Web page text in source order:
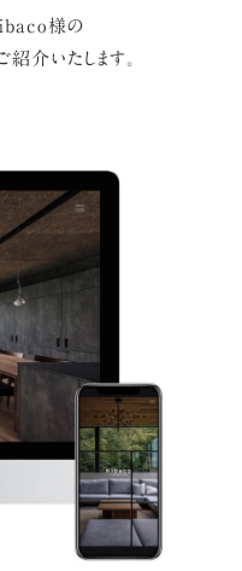
様の
介いたします。